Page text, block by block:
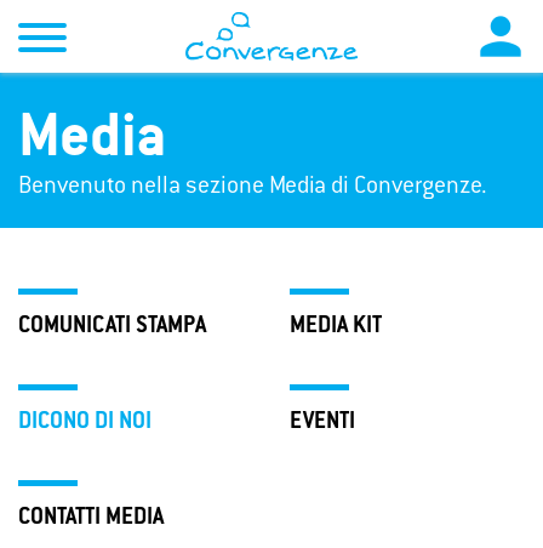

Media
Benvenuto nella sezione Media di Convergenze.
COMUNICATI STAMPA MEDIA KIT
DICONO DI NOI EVENTI
CONTATTI MEDIA